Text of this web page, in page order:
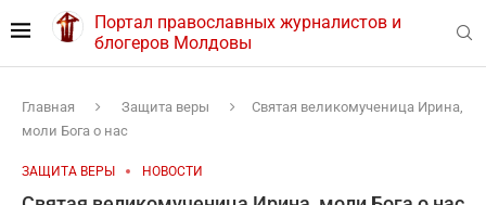
Портал православных журналистов и
блогеров Молдовы
Главная Защита веры
Святая великомученица Ирина,
моли Бога о нас
ЗАЩИТА ВЕРЫ НОВОСТИ